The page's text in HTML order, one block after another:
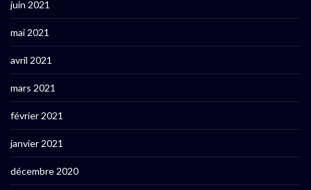
juin 2021
mai 2021
avril 2021
mars 2021
février 2021
janvier 2021
décembre 2020